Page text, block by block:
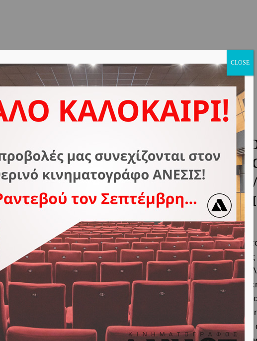
ΣΧΕΤΙΚΑ ΜΕ ΕΜΑΣ ΣΥΧΝΕΣ ΕΡΩΤΗΣΕΙΣ ΕΠΙΚΟΙΝΩΝΙΑ
ΤΗΣ
Νορβηγική
Διεθνούς
producers τους
και τη
στην εκτέλεση
τα «Τραγούδια
παρουσιάζονται
CLOSE